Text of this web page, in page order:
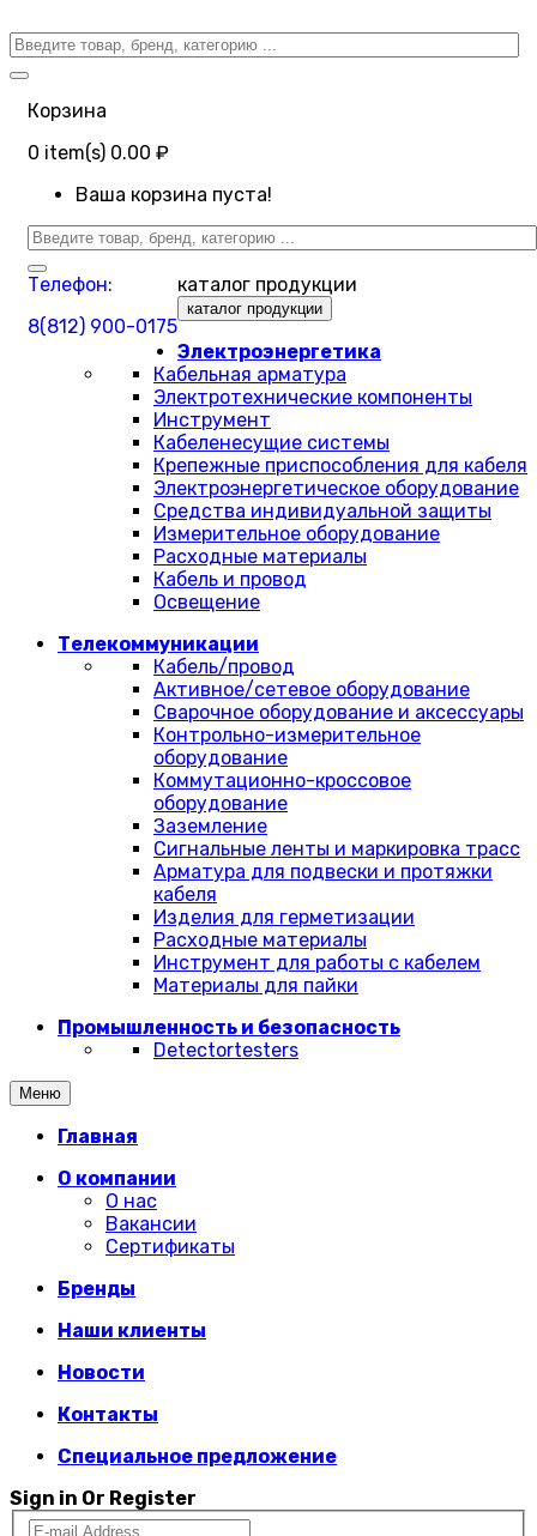
Корзина
0 item(s) 0.00 ₽
Ваша корзина пуста!
Телефон:
8(812) 900-0175
каталог продукции
каталог продукции
Электроэнергетика
Кабельная арматура
Электротехнические компоненты
Инструмент
Кабеленесущие системы
Крепежные приспособления для кабеля
Электроэнергетическое оборудование
Средства индивидуальной защиты
Измерительное оборудование
Расходные материалы
Кабель и провод
Освещение
Телекоммуникации
Кабель/провод
Активное/сетевое оборудование
Сварочное оборудование и аксессуары
Контрольно-измерительное
оборудование
Коммутационно-кроссовое
оборудование
Заземление
Сигнальные ленты и маркировка трасс
Арматура для подвески и протяжки
кабеля
Изделия для герметизации
Расходные материалы
Инструмент для работы с кабелем
Материалы для пайки
Промышленность и безопасность
Detectortesters
Меню
Главная
О компании
О нас
Вакансии
Сертификаты
Бренды
Наши клиенты
Новости
Контакты
Специальное предложение
Sign in Or Register